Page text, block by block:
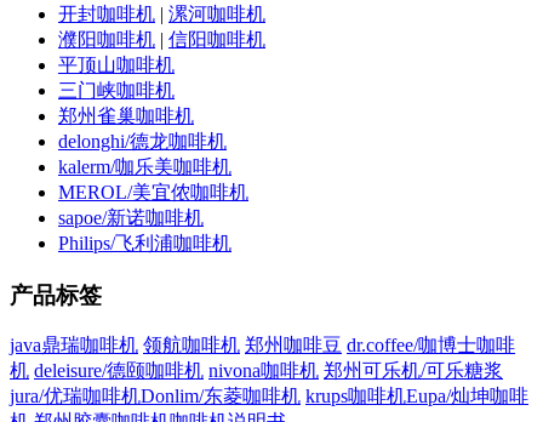
开封咖啡机 | 漯河咖啡机
濮阳咖啡机 | 信阳咖啡机
平顶山咖啡机
三门峡咖啡机
郑州雀巢咖啡机
delonghi/德龙咖啡机
kalerm/咖乐美咖啡机
MEROL/美宜侬咖啡机
sapoe/新诺咖啡机
Philips/飞利浦咖啡机
产品标签
java鼎瑞咖啡机 领航咖啡机 郑州咖啡豆 dr.coffee/咖博士咖啡
机 deleisure/德颐咖啡机 nivona咖啡机 郑州可乐机/可乐糖浆
jura/优瑞咖啡机Donlim/东菱咖啡机 krups咖啡机Eupa/灿坤咖啡